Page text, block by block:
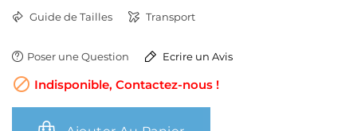
Guide de Tailles Transport
Poser une Question Ecrire un Avis
 Indisponible, Contactez-nous !